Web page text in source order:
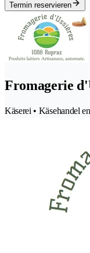
Termin reservieren
Fromagerie
Käserei • Käsehandel